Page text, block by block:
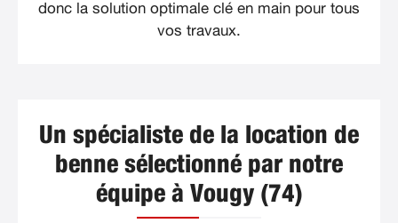
donc la solution optimale clé en main pour tous
vos travaux.
Un spécialiste de la location de
benne sélectionné par notre
équipe à Vougy (74)